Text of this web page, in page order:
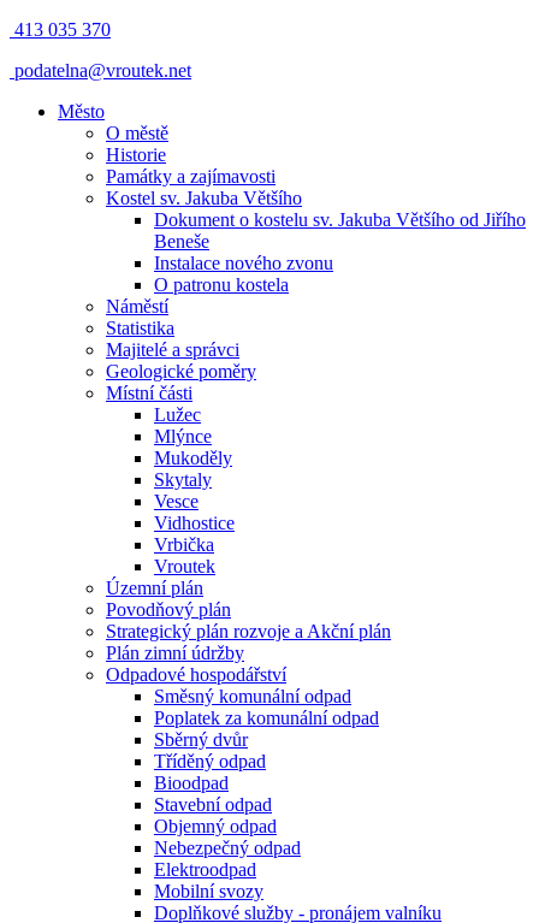
413 035 370
podatelna@vroutek.net
Město
O městě
Historie
Památky a zajímavosti
Kostel sv. Jakuba Většího
Dokument o kostelu sv. Jakuba Většího od Jiřího
Beneše
Instalace nového zvonu
O patronu kostela
Náměstí
Statistika
Majitelé a správci
Geologické poměry
Místní části
Lužec
Mlýnce
Mukoděly
Skytaly
Vesce
Vidhostice
Vrbička
Vroutek
Územní plán
Povodňový plán
Strategický plán rozvoje a Akční plán
Plán zimní údržby
Odpadové hospodářství
Směsný komunální odpad
Poplatek za komunální odpad
Sběrný dvůr
Tříděný odpad
Bioodpad
Stavební odpad
Objemný odpad
Nebezpečný odpad
Elektroodpad
Mobilní svozy
Doplňkové služby - pronájem valníku